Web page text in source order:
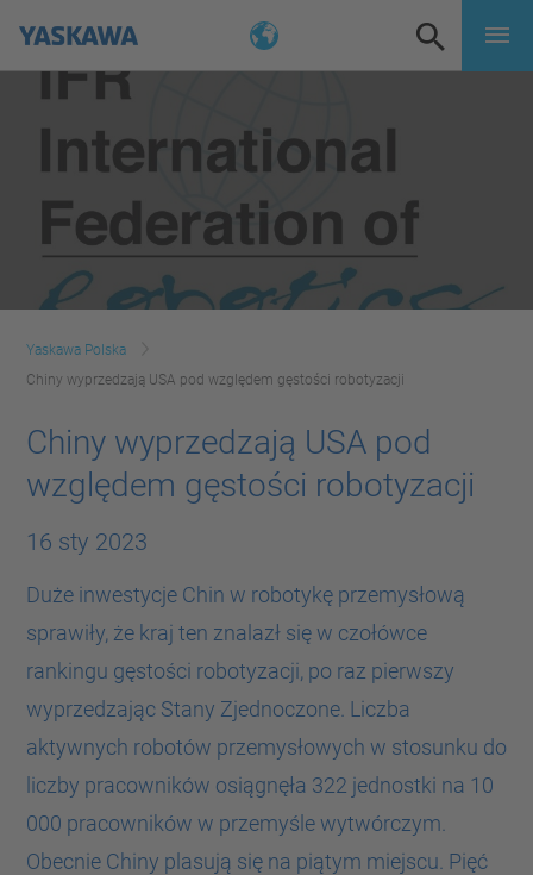
Yaskawa Polska
Chiny wyprzedzają USA pod względem gęstości robotyzacji
Chiny wyprzedzają USA pod
względem gęstości robotyzacji
16 sty 2023
Duże inwestycje Chin w robotykę przemysłową
sprawiły, że kraj ten znalazł się w czołówce
rankingu gęstości robotyzacji, po raz pierwszy
wyprzedzając Stany Zjednoczone. Liczba
aktywnych robotów przemysłowych w stosunku do
liczby pracowników osiągnęła 322 jednostki na 10
000 pracowników w przemyśle wytwórczym.
Obecnie Chiny plasują się na piątym miejscu. Pięć